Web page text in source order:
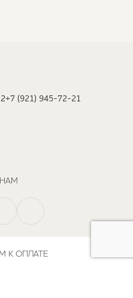
+7 (921) 945-72-21
К ОПЛАТЕ